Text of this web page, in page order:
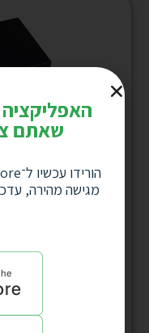
שאתם
מגישה מהירה,